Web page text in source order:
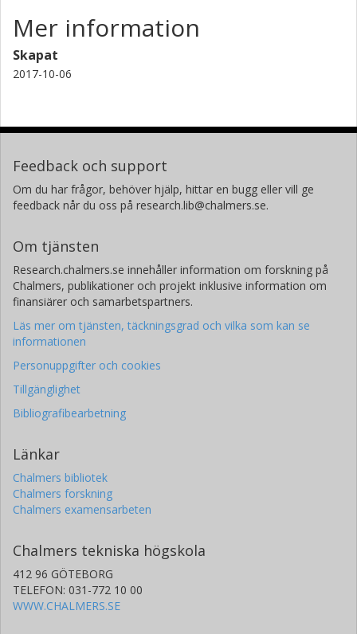
Mer information
Skapat
2017-10-06
Feedback och support
Om du har frågor, behöver hjälp, hittar en bugg eller vill ge
feedback når du oss på research.lib@chalmers.se.
Om tjänsten
Research.chalmers.se innehåller information om forskning på
Chalmers, publikationer och projekt inklusive information om
finansiärer och samarbetspartners.
Läs mer om tjänsten, täckningsgrad och vilka som kan se
informationen
Personuppgifter och cookies
Tillgänglighet
Bibliografibearbetning
Länkar
Chalmers bibliotek
Chalmers forskning
Chalmers examensarbeten
Chalmers tekniska högskola
412 96 GÖTEBORG
TELEFON: 031-772 10 00
WWW.CHALMERS.SE